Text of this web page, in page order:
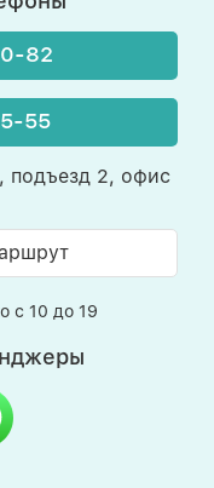
82
55
подъезд 2, офис
с 10 до 19